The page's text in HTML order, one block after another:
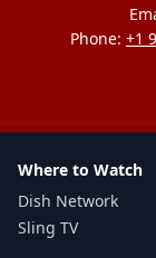
Phone: +1
Where to Watch
Dish Network
Sling TV